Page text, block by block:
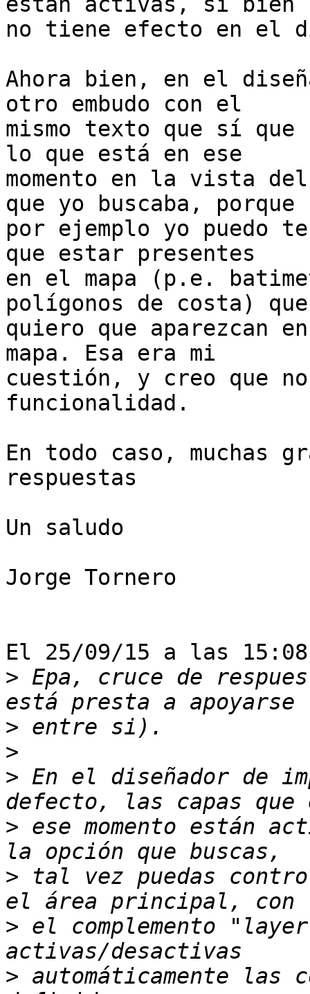
no tiene efecto en el
Ahora bien, en el
otro embudo con el
mismo texto que sí
lo que está en ese
momento en la vista
que yo buscaba, porque
por ejemplo yo puedo
que estar presentes
en el mapa (p.e.
polígonos de costa)
quiero que aparezcan
mapa. Esa era mi
cuestión, y creo que
funcionalidad.
En todo caso, muchas
respuestas
Un saludo
Jorge Tornero
El 25/09/15 a las
> Epa, cruce de
>
>
> En el diseñador de
> ese momento están
> tal vez puedas
> el complemento
> automáticamente las